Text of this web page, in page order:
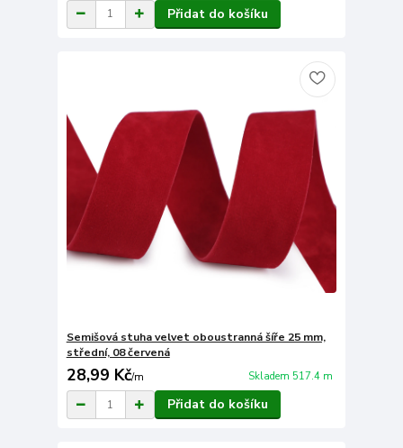
Přidat do košíku
Semišová stuha velvet oboustranná šíře 25 mm,
střední, 08 červená
28,99 Kč/m Skladem 517.4 m
Přidat do košíku